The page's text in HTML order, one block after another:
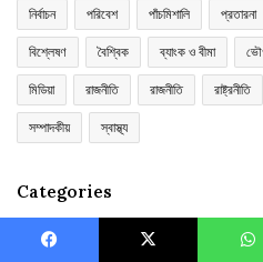
নির্বাচন পরিবেশ পাঁচমিশালি প্রতারনা
বিশ্লেষণ বৈশ্বিক ব্যাংক ও বীমা
মিডিয়া রাজনীতি রাজনীতি রাষ্ট্রনীতি
সম্পাদকীয় স্বাস্থ্য
Categories
অপরাধ